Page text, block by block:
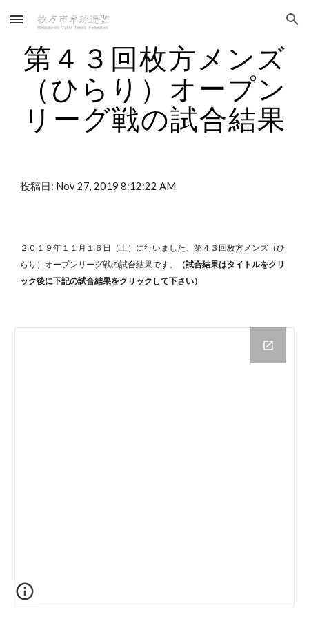
Skip to main content Skip to navigation
第４３回枚方メンズ
（ひらり）オープン
リーグ戦の試合結果
投稿日: Nov 27, 2019 8:12:22 AM
２０１９年１１月１６日（土）に行いました、第４３回枚方メンズ（ひ
らり）オープンリーグ戦の試合結果です。
（試合結果はタイトルをクリ
ック後に下記の試合結果をクリックして下さい）